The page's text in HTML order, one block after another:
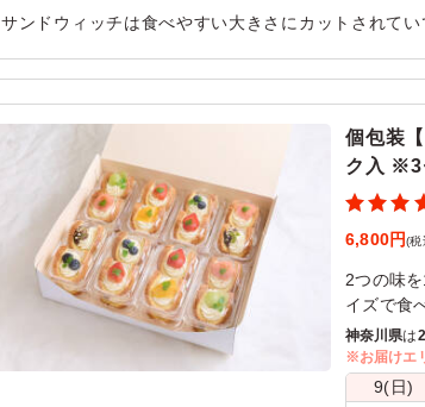
サンドウィッチは食べやすい大きさにカットされて
個包装
ク入 ※3
6,800円(税
2つの味
イズで食
は、ほの
ッタチー
リコッタ
神奈川県は
※お届けエ
9(日)